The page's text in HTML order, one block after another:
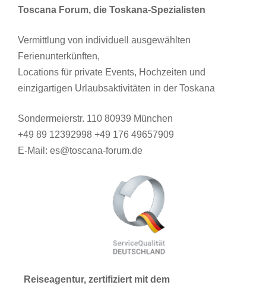
Toscana Forum, die Toskana-Spezialisten
Vermittlung von individuell ausgewählten
Ferienunterkünften,
Locations für private Events, Hochzeiten und
einzigartigen Urlaubsaktivitäten in der Toskana
Sondermeierstr. 110 80939 München
+49 89 12392998 +49 176 49657909
E-Mail: es@toscana-forum.de
Reiseagentur, zertifiziert mit dem